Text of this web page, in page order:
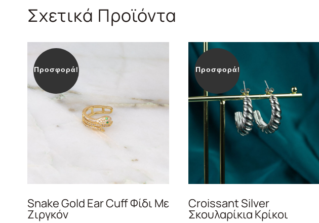
Σχετικά Προϊόντα
Προσφορά!
Snake Gold Ear Cuff Φίδι Με
Ζιργκόν
Προσφορά!
Croissant Silver
Σκουλαρίκια Κρίκοι